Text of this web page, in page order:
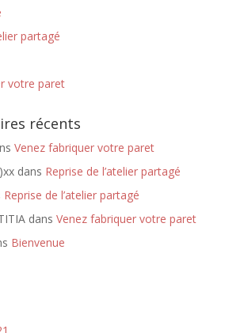
partagé
votre paret
récents
Venez fabriquer votre paret
dans Reprise de l’atelier partagé
Reprise de l’atelier partagé
dans Venez fabriquer votre paret
Bienvenue